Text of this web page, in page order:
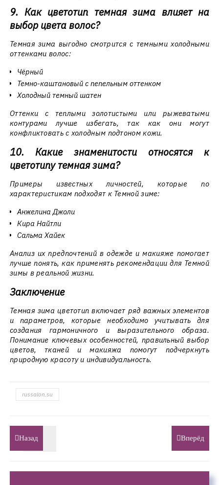
9. Как цветотип темная зима влияет на
выбор цвета волос?
Темная зима выгодно смотрится с темными холодными
оттенками волос:
Чёрный
Темно-каштановый с пепельным оттенком
Холодный темный шатен
Оттенки с теплыми золотистыми или рыжеватыми
контурами лучше избегать, так как они могут
конфликтовать с холодным подтоном кожи.
10. Какие знаменитости относятся к
цветотипу темная зима?
Примеры известных личностей, которые по
характеристикам подходят к Темной зиме:
Анжелина Джоли
Кира Найтли
Сальма Хайек
Анализ их предпочтений в одежде и макияже помогает
лучше понять, как применять рекомендации для Темной
зимы в реальной жизни.
Заключение
Темная зима цветотип включает ряд важных элементов
и параметров, которые необходимо учитывать для
создания гармоничного и выразительного образа.
Понимание ключевых особенностей, правильный выбор
цветов, тканей и макияжа помогут подчеркнуть
природную красоту и индивидуальность.
russalon.su
Назад Вперёд